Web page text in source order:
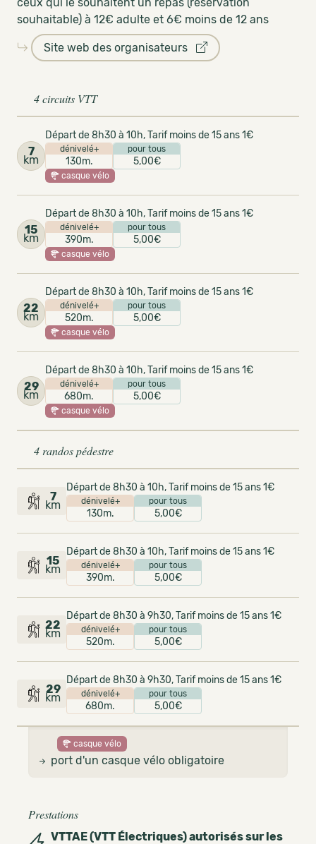
souhaitable) à 12€ adulte et 6€ moins de 12 ans
Site web des organisateurs
4 circuits VTT
7
km
Départ de 8h30 à 10h, Tarif moins de 15 ans 1€
dénivelé+
130m.
pour tous
5,00€
casque vélo
15
km
Départ de 8h30 à 10h, Tarif moins de 15 ans 1€
dénivelé+
390m.
pour tous
5,00€
casque vélo
22
km
Départ de 8h30 à 10h, Tarif moins de 15 ans 1€
dénivelé+
520m.
pour tous
5,00€
casque vélo
29
km
Départ de 8h30 à 10h, Tarif moins de 15 ans 1€
dénivelé+
680m.
pour tous
5,00€
casque vélo
4 randos pédestre
7
km
Départ de 8h30 à 10h, Tarif moins de 15 ans 1€
dénivelé+
130m.
pour tous
5,00€
15
km
Départ de 8h30 à 10h, Tarif moins de 15 ans 1€
dénivelé+
390m.
pour tous
5,00€
22
km
Départ de 8h30 à 9h30, Tarif moins de 15 ans 1€
dénivelé+
520m.
pour tous
5,00€
29
km
Départ de 8h30 à 9h30, Tarif moins de 15 ans 1€
dénivelé+
680m.
pour tous
5,00€
casque vélo
port d'un casque vélo obligatoire
Prestations
VTTAE (VTT Électriques) autorisés sur les